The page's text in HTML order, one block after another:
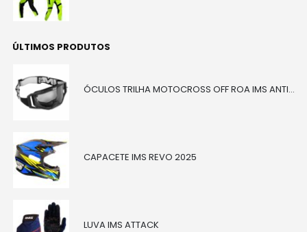
ÚLTIMOS PRODUTOS
ÓCULOS TRILHA MOTOCROSS OFF ROA IMS ANTIEMBAÇANTE PRETO
CAPACETE IMS REVO 2025
LUVA IMS ATTACK